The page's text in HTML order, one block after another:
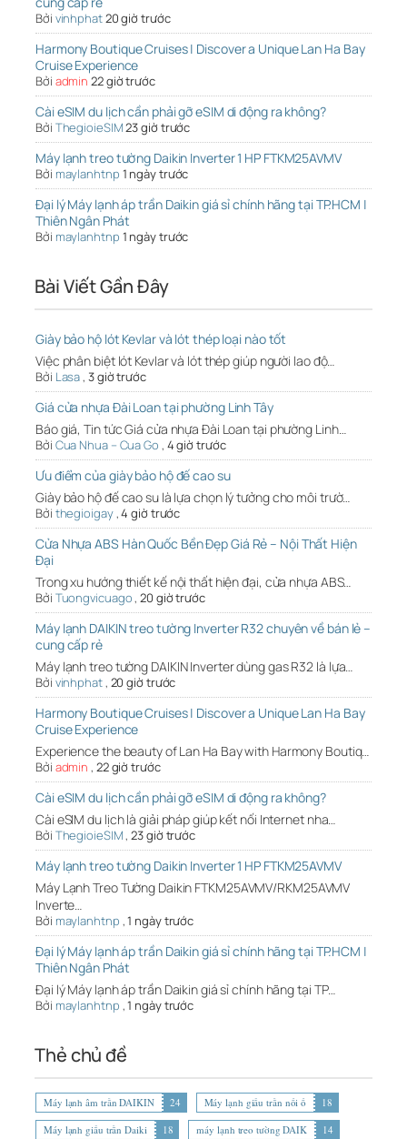
Bởi vinhphat20 giờ trước
Harmony Boutique Cruises | Discover a Unique Lan Ha Bay
Cruise Experience
Bởi admin 22 giờ trước
Cài eSIM du lịch cần phải gỡ eSIM di động ra không?
Bởi ThegioieSIM23 giờ trước
Máy lạnh treo tường Daikin Inverter 1 HP FTKM25AVMV
Bởi maylanhtnp 1 ngày trước
Đại lý Máy lạnh áp trần Daikin giá sỉ chính hãng tại TP.HCM |
Thiên Ngân Phát
Bởi maylanhtnp 1 ngày trước
Bài Viết Gần Đây
Giày bảo hộ lót Kevlar và lót thép loại nào tốt
Việc phân biệt lót Kevlar và lót thép giúp người lao độ…
Bởi Lasa, 3 giờ trước
Giá cửa nhựa Đài Loan tại phường Linh Tây
Báo giá, Tin tức Giá cửa nhựa Đài Loan tại phường Linh…
Bởi Cua Nhua – Cua Go , 4 giờ trước
Ưu điểm của giày bảo hộ đế cao su
Giày bảo hộ đế cao su là lựa chọn lý tưởng cho môi trườ…
Bởi thegioigay,4 giờ trước
Cửa Nhựa ABS Hàn Quốc Bền Đẹp Giá Rẻ – Nội Thất Hiện
Đại
Trong xu hướng thiết kế nội thất hiện đại, cửa nhựa ABS…
Bởi Tuongvicuago,20 giờ trước
Máy lạnh DAIKIN treo tường Inverter R32 chuyên về bán lẻ –
cung cấp rẻ
Máy lạnh treo tường DAIKIN Inverter dùng gas R32 là lựa…
Bởi vinhphat, 20 giờ trước
Harmony Boutique Cruises | Discover a Unique Lan Ha Bay
Cruise Experience
Experience the beauty of Lan Ha Bay with Harmony Boutiq…
Bởi admin , 22 giờ trước
Cài eSIM du lịch cần phải gỡ eSIM di động ra không?
Cài eSIM du lịch là giải pháp giúp kết nối Internet nha…
Bởi ThegioieSIM,23 giờ trước
Máy lạnh treo tường Daikin Inverter 1 HP FTKM25AVMV
Máy Lạnh Treo Tường Daikin FTKM25AVMV/RKM25AVMV
Inverte…
Bởi maylanhtnp ,1 ngày trước
Đại lý Máy lạnh áp trần Daikin giá sỉ chính hãng tại TP.HCM |
Thiên Ngân Phát
Đại lý Máy lạnh áp trần Daikin giá sỉ chính hãng tại TP…
Bởi maylanhtnp ,1 ngày trước
Thẻ chủ đề
Máy lạnh âm trần DAIKIN 24 Máy lạnh giấu trần nối ố
18
Máy lạnh giấu trần Daiki
18 máy lạnh treo tường DAIK
14